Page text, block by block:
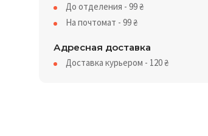
До отделения - 99₴
На почтомат - 99₴
Адресная доставка
Доставка курьером - 120₴